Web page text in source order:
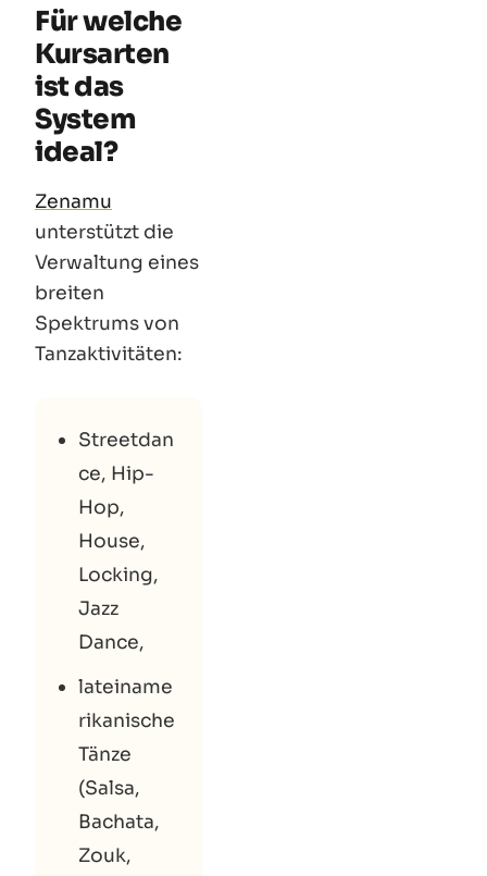
Für welche
Kursarten
ist das
System
ideal?
Zenamu
unterstützt die
Verwaltung eines
breiten
Spektrums von
Tanzaktivitäten:
Streetdan
ce, Hip-
Hop,
House,
Locking,
Jazz
Dance,
lateiname
rikanische
Tänze
(Salsa,
Bachata,
Zouk,